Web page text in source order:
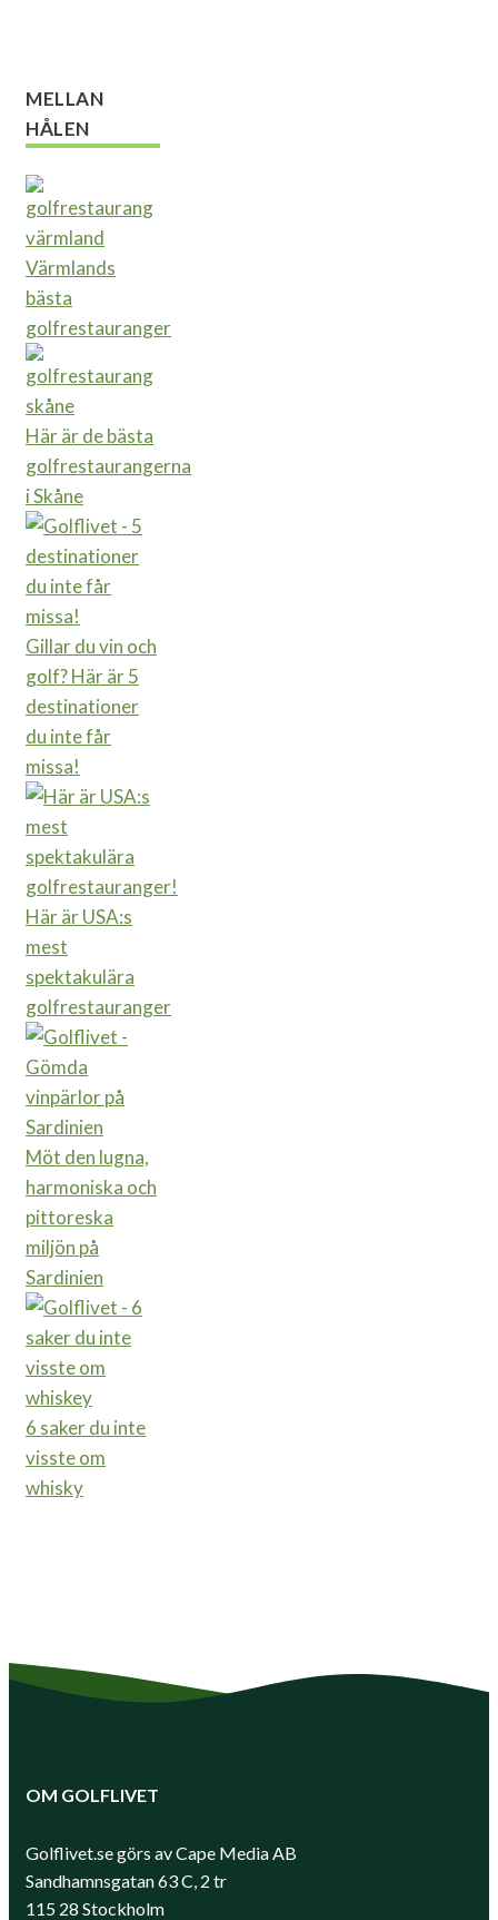
MELLAN
HÅLEN
Värmlands
bästa
golfrestauranger
Här är de bästa
golfrestaurangerna
i Skåne
Gillar du vin och
golf? Här är 5
destinationer
du inte får
missa!
Här är USA:s
mest
spektakulära
golfrestauranger
Möt den lugna,
harmoniska och
pittoreska
miljön på
Sardinien
6 saker du inte
visste om
whisky
OM GOLFLIVET
Golflivet.se görs av Cape Media AB
Sandhamnsgatan 63 C, 2 tr
115 28 Stockholm